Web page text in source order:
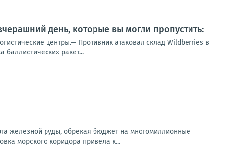
день, которые вы могли пропустить:
центры.— Противник атаковал склад Wildberries в
баллистических ракет...
железной руды, обрекая бюджет на многомиллионные
морского коридора привела к...